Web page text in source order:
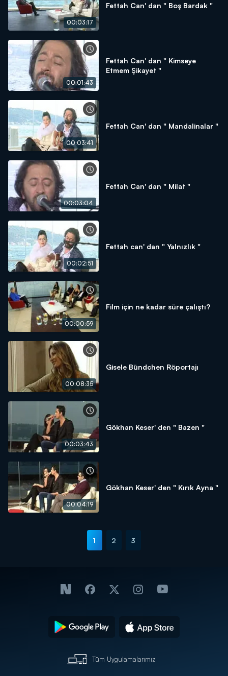
00:03:17
Fettah Can' dan " Boş Bardak "
00:01:43
Fettah Can' dan " Kimseye
Etmem Şikayet "
00:03:41
Fettah Can' dan " Mandalinalar "
00:03:04
Fettah Can' dan " Milat "
00:02:51
Fettah can' dan " Yalnızlık "
00:00:59
Film için ne kadar süre çalıştı?
00:08:35
Gisele Bündchen Röportajı
00:03:43
Gökhan Keser' den " Bazen "
00:04:19
Gökhan Keser' den " Kırık Ayna "
1 2 3
Tüm Uygulamalarımız